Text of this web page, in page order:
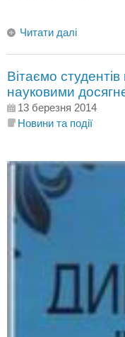
Читати далі
Вітаємо
науковими
13 березня 2014
Новини та події